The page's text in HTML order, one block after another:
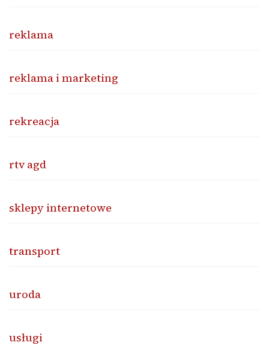
reklama
reklama i marketing
rekreacja
rtv agd
sklepy internetowe
transport
uroda
usługi